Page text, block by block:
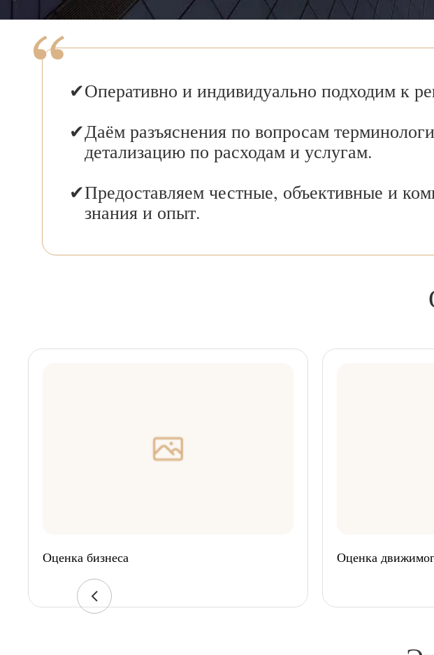
Оперативно и индивидуально подходим к
Даём разъяснения по вопросам
детализацию по расходам и услугам.
Предоставляем честные, объективные и
знания и опыт.
Оценка бизнеса Оценка